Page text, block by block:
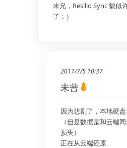
未兄，Resilio Sync 貌似
了：）
2017/7/5 10:37
未曾
因为悲剧了，本地硬
（但是数据是和云端
损失）
正在从云端还原